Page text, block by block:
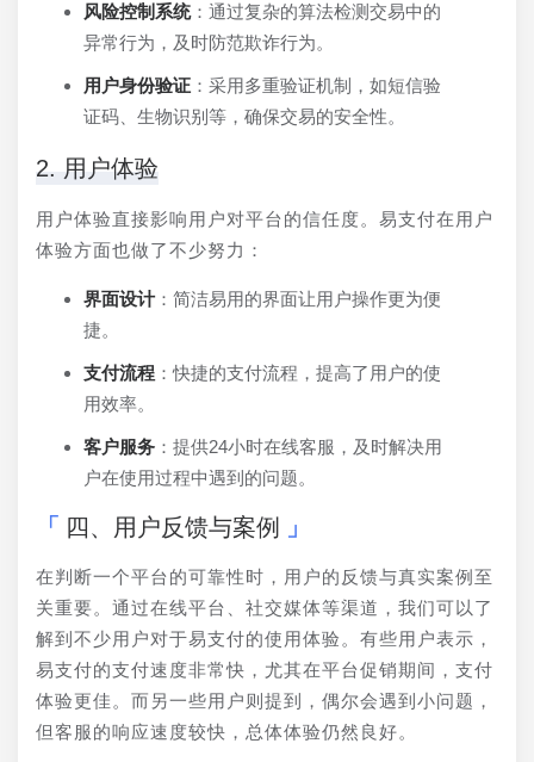
风险控制系统：通过复杂的算法检测交易中的
异常行为，及时防范欺诈行为。
用户身份验证 ：采用多重验证机制，如短信验
证码、生物识别等，确保交易的安全性。
2. 用户体验
用户体验直接影响用户对平台的信任度。易支付在用户
体验方面也做了不少努力：
界面设计：简洁易用的界面让用户操作更为便
捷。
支付流程 ：快捷的支付流程，提高了用户的使
用效率。
客户服务 ：提供24小时在线客服，及时解决用
户在使用过程中遇到的问题。
四、用户反馈与案例
在判断一个平台的可靠性时，用户的反馈与真实案例至
关重要。通过在线平台、社交媒体等渠道，我们可以了
解到不少用户对于易支付的使用体验。有些用户表示，
易支付的支付速度非常快，尤其在平台促销期间，支付
体验更佳。而另一些用户则提到，偶尔会遇到小问题，
但客服的响应速度较快，总体体验仍然良好。